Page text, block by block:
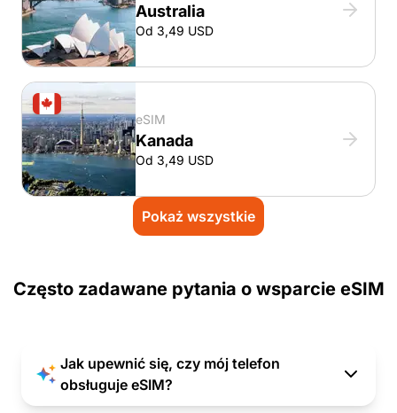
Australia
Od 3,49 USD
eSIM
Kanada
Od 3,49 USD
Pokaż wszystkie
Często zadawane pytania o wsparcie eSIM
Jak upewnić się, czy mój telefon
obsługuje eSIM?